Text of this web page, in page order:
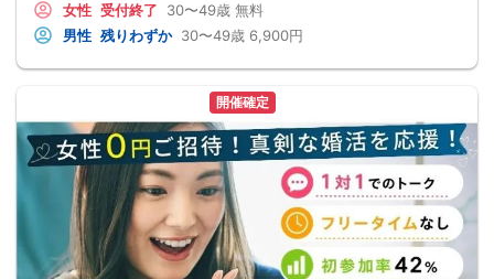
女性 受付終了 30〜49歳 無料
男性 残りわずか 30〜49歳 6,900円
開催確定